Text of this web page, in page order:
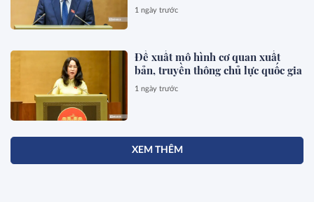
1 ngày trước
Đề xuất mô hình cơ quan xuất
bản, truyền thông chủ lực quốc gia
1 ngày trước
XEM THÊM